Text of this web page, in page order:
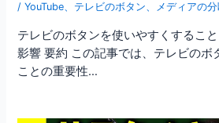
/YouTube、 テレビのボタン、 メディアの
テレビのボタンを使いやすくするこ
影響 要約 この記事では、テレビのボ
ことの重要性…